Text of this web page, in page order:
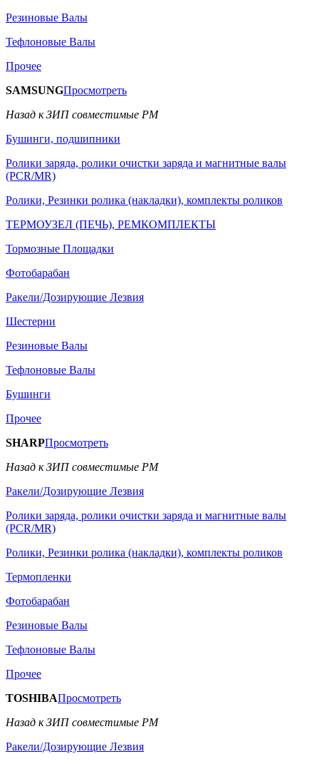
Резиновые Валы
Тефлоновые Валы
Прочее
SAMSUNGПросмотреть
Назад к ЗИП совместимые РМ
Бушинги, подшипники
Ролики заряда, ролики очистки заряда и магнитные валы
(PCR/MR)
Ролики, Резинки ролика (накладки), комплекты роликов
ТЕРМОУЗЕЛ (ПЕЧЬ), РЕМКОМПЛЕКТЫ
Тормозные Площадки
Фотобарабан
Ракели/Дозирующие Лезвия
Шестерни
Резиновые Валы
Тефлоновые Валы
Бушинги
Прочее
SHARPПросмотреть
Назад к ЗИП совместимые РМ
Ракели/Дозирующие Лезвия
Ролики заряда, ролики очистки заряда и магнитные валы
(PCR/MR)
Ролики, Резинки ролика (накладки), комплекты роликов
Термопленки
Фотобарабан
Резиновые Валы
Тефлоновые Валы
Прочее
TOSHIBAПросмотреть
Назад к ЗИП совместимые РМ
Ракели/Дозирующие Лезвия